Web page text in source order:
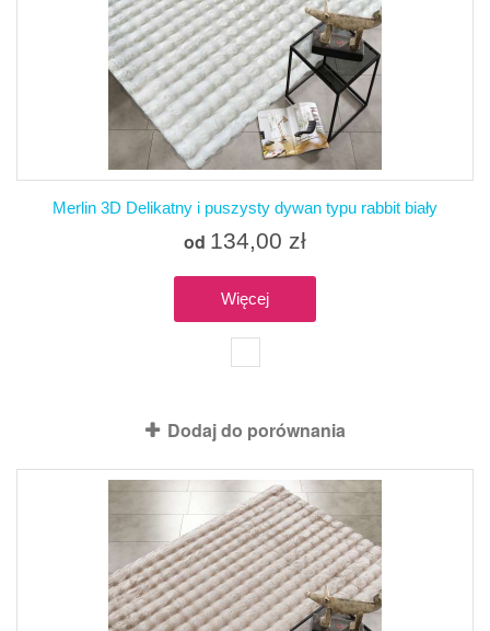
Merlin 3D Delikatny i puszysty dywan typu rabbit biały
od 134,00 zł
Więcej
Dodaj do porównania